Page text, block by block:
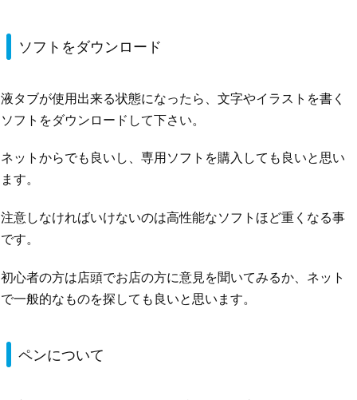
ソフトをダウンロード
液タブが使用出来る状態になったら、文字やイラストを書く
ソフトをダウンロードして下さい。
ネットからでも良いし、専用ソフトを購入しても良いと思い
ます。
注意しなければいけないのは高性能なソフトほど重くなる事
です。
初心者の方は店頭でお店の方に意見を聞いてみるか、ネット
で一般的なものを探しても良いと思います。
ペンについて